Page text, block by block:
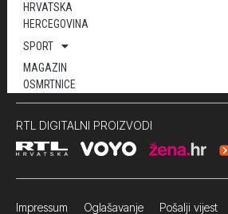
HRVATSKA
HERCEGOVINA
SPORT
MAGAZIN
OSMRTNICE
RTL DIGITALNI PROIZVODI
Impressum Oglašavanje Pošalji vijest